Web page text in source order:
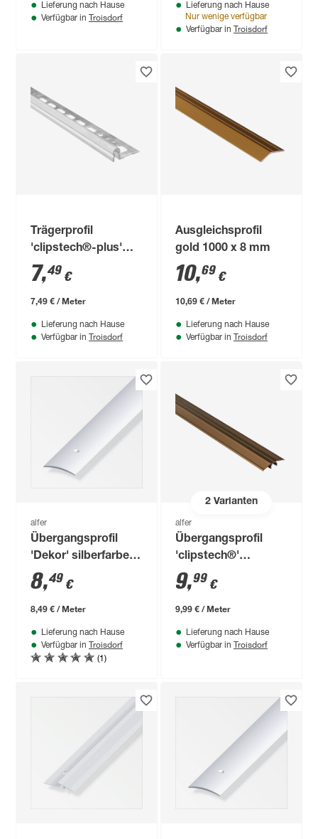
Lieferung nach Hause
Verfügbar in Troisdorf
Lieferung nach Hause
Nur wenige verfügbar
Verfügbar in Troisdorf
Trägerprofil
'clipstech®-plus'
Aluminium 1000 x 30
x 13 mm
7,49 €
7,49 € / Meter
Lieferung nach Hause
Verfügbar in Troisdorf
Ausgleichsprofil
gold 1000 x 8 mm
10,69 €
10,69 € / Meter
Lieferung nach Hause
Verfügbar in Troisdorf
alfer
Übergangsprofil
'Dekor' silberfarben
1000 x 50 mm
8,49 €
8,49 € / Meter
Lieferung nach Hause
Verfügbar in Troisdorf
(1)
2Varianten
alfer
Übergangsprofil
'clipstech®'
Aluminium, bronze
eloxiert 1000 x 33
mm
9,99 €
9,99 € / Meter
Lieferung nach Hause
Verfügbar in Troisdorf